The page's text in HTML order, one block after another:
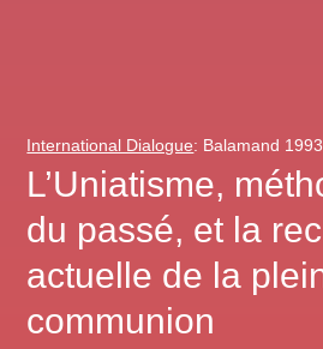
International Dialogue: Balamand 1993
L’Uniatisme,
du passé, et la
actuelle de la
communion